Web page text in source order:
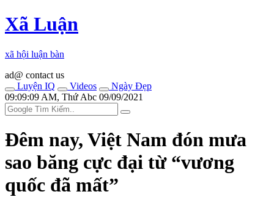
Xã Luận
xã hội luận bàn
ad@ contact us
Luyện IQ
Videos
Ngày Đẹp
09:09:09 AM, Thứ Abc 09/09/2021
Đêm nay, Việt Nam đón mưa
sao băng cực đại từ “vương
quốc đã mất”